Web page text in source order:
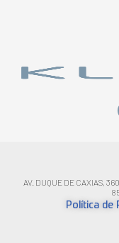
AV. DUQUE DE CAXIAS,
Política de